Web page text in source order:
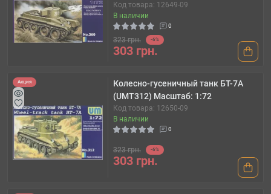
Код товара: 12649-09
В наличии
0
323 грн. -6%
303 грн.
Акция
Колесно-гусеничный танк БТ-7А
(UMT312) Масштаб: 1:72
Код товара: 12650-09
В наличии
0
323 грн. -6%
303 грн.